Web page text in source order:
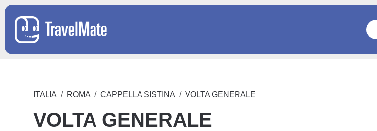
ITALIA ROMA CAPPELLA SISTINA VOLTA GENERALE
VOLTA GENERALE